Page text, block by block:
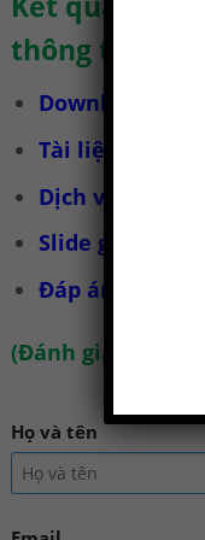
thông tin.
Download bài
Tài liệu huấn
Dịch vụ huấn
Slide giáo
Đáp án bài
(Đánh giá chúng
Họ và tên